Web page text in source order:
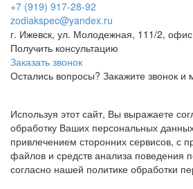
+7 (919) 917-28-92
zodiakspec@yandex.ru
г. Ижевск, ул. Молодежная, 111/2,
Получить консультацию
Заказать звонок
Остались вопросы? Закажите звонок
Используя этот сайт, Вы выражаете
обработку Ваших персональных
привлечением сторонних сервисов, с
файлов и средств анализа поведения
согласно нашей политике обработки